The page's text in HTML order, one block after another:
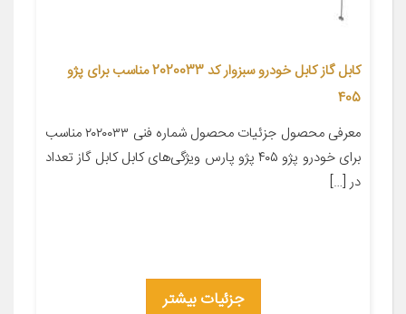
کابل گاز کابل خودرو سبزوار کد 2020033 مناسب برای پژو
405
معرفی محصول جزئیات محصول شماره فنی ۲۰۲۰۰۳۳ مناسب
برای خودرو پژو ۴۰۵ پژو پارس ویژگی‌های کابل کابل گاز تعداد
در […]
جزئیات بیشتر